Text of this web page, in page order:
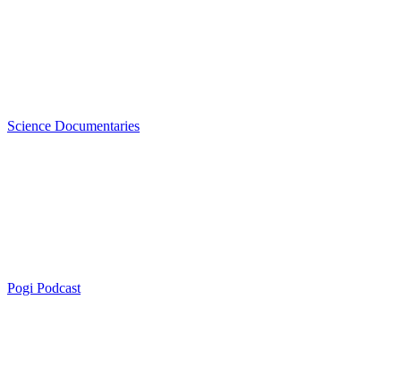
Science Documentaries
Pogi Podcast